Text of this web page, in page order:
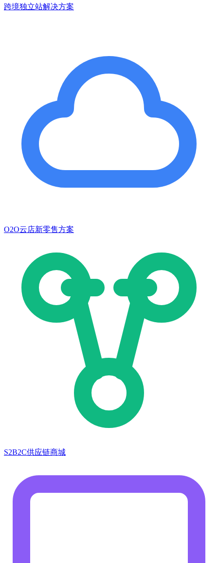
跨境独立站解决方案
O2O云店新零售方案
S2B2C供应链商城